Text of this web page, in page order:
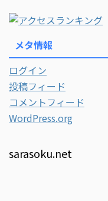
メタ情報
ログイン
投稿フィード
コメントフィード
WordPress.org
sarasoku.net